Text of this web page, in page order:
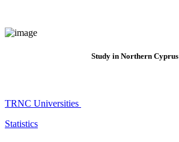
Study in Northern Cyprus
TRNC Universities
Statistics